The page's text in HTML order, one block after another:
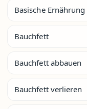
Basische Ernährung
Bauchfett
Bauchfett abbauen
Bauchfett verlieren